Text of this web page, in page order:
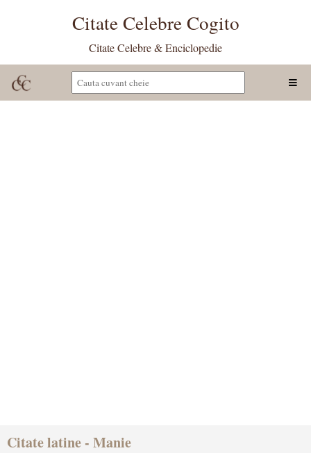
Citate Celebre Cogito
Citate Celebre & Enciclopedie
Citate latine - Manie